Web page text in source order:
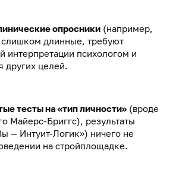
опросники (например,
длинные, требуют
интерпретации психологом и
других целей.
тесты на «тип личности» (вроде
Майерс-Бриггс), результаты
— Интуит-Логик») ничего не
на стройплощадке.